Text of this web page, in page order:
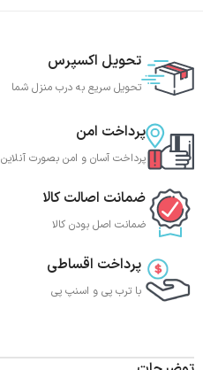
تحویل اکسپرس
تحویل سریع به درب منزل شما
پرداخت امن
پرداخت آسان و امن بصورت آنلاین
ضمانت اصالت کالا
ضمانت اصل بودن کالا
پرداخت اقساطی
با ترب‌ پی و اسنپ پی